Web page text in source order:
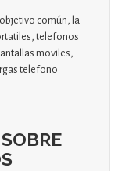
común, la
telefonos
moviles,
telefono